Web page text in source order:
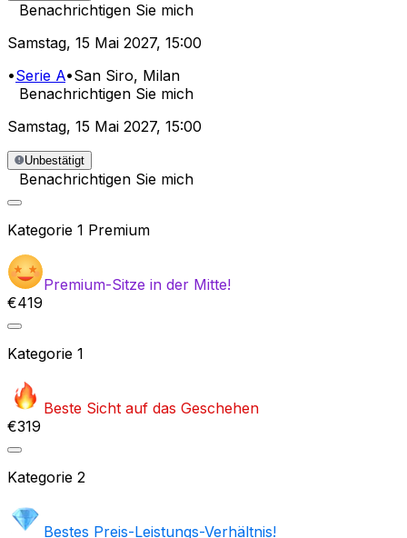
Benachrichtigen Sie mich
Samstag, 15 Mai 2027, 15:00
•Serie A•San Siro, Milan
Benachrichtigen Sie mich
Samstag, 15 Mai 2027, 15:00
Unbestätigt
Benachrichtigen Sie mich
Kategorie 1 Premium
Premium-Sitze in der Mitte!
€419
Kategorie 1
Beste Sicht auf das Geschehen
€319
Kategorie 2
Bestes Preis-Leistungs-Verhältnis!